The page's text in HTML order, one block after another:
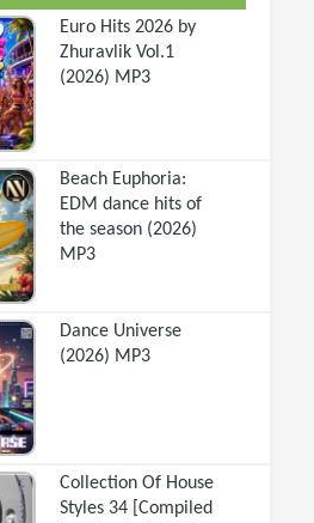
Euro Hits 2026 by
Zhuravlik Vol.1
(2026) MP3
Beach Euphoria:
EDM dance hits of
the season (2026)
MP3
Dance Universe
(2026) MP3
Collection Of House
Styles 34 [Compiled